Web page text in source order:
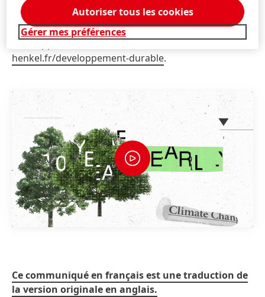
Pour plus d'informations sur la stratégie, les
performances et les progrès de Henkel en matière de
développement durable, visitez le site
henkel.fr/developpement-durable.
Ce communiqué en français est une traduction de
la version originale en anglais.
Gérer mes préférences
Autoriser tous les cookies